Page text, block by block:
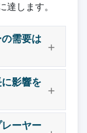
達します。
需要は
影響を
ーヤー